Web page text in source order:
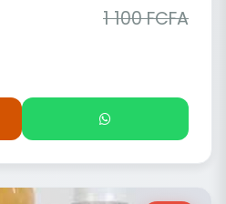
1 100 FCFA